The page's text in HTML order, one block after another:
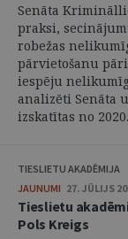
Senāta
praksi,
robežas
pārvietošanu
iespēju
analizēti Senāta
izskatītas no
TIESLIETU AKADĒMIJA
JAUNUMI 27. JŪLIJS
Tieslietu
Pols Kreigs